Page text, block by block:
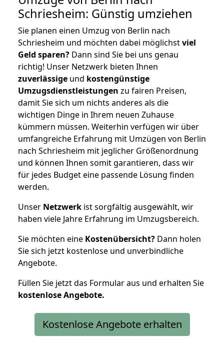
Schriesheim: Günstig umziehen
Sie planen einen Umzug von Berlin nach
Schriesheim und möchten dabei möglichstviel
Geld sparen? Dann sind Sie bei uns genau
richtig! Unser Netzwerk bieten Ihnen
zuverlässige und kostengünstige
Umzugsdienstleistungen zu fairen Preisen,
damit Sie sich um nichts anderes als die
wichtigen Dinge in Ihrem neuen Zuhause
kümmern müssen. Weiterhin verfügen wir über
umfangreiche Erfahrung mit Umzügen von Berlin
nach Schriesheim mit jeglicher Größenordnung
und können Ihnen somit garantieren, dass wir
für jedes Budget eine passende Lösung finden
werden.
Unser Netzwerk ist sorgfältig ausgewählt, wir
haben viele Jahre Erfahrung im Umzugsbereich.
Sie möchten eine Kostenübersicht? Dann holen
Sie sich jetzt kostenlose und unverbindliche
Angebote.
Füllen Sie jetzt das Formular aus und erhalten Sie
kostenloseAngebote.
Kostenlose Angebote erhalten